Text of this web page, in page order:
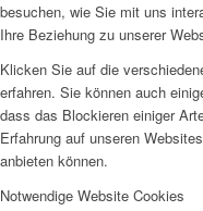
besuchen, wie Sie mit uns
Ihre Beziehung zu unserer
Klicken Sie auf die
erfahren. Sie können auch
dass das Blockieren einiger
Erfahrung auf unseren
anbieten können.
Notwendige Website Cookies